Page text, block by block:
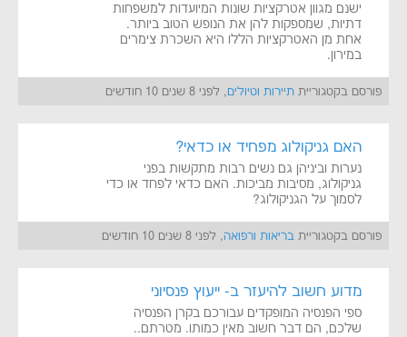
ישנם מגוון אטרקציות שונות המיועדות למשפחות
דתיות, שמספקות להן את הנופש הטוב ביותר.
אחת מן האטרקציות הללו היא השכרת צימרים
במירון.
פורסם בקטגוריית תיירות וטיולים, לפני 8 שנים 10 חודשים
האם גניקולוג מפחיד או כדאי?
נערות וביניהן גם נשים רבות מתקשות בפני
גניקולוג, מסיבות מביכות. האם כדאי לפחד או כדי
לסמוך על הגניקולוג?
פורסם בקטגוריית בריאות ורפואה, לפני 8 שנים 10 חודשים
מדוע חשוב להיעזר ב- ייעוץ פנסיוני
ספי הפנסיה המופקדים עבורכם בקרן הפנסיה
שלכם, הם דבר חשוב מאין כמותו. מטרתם..